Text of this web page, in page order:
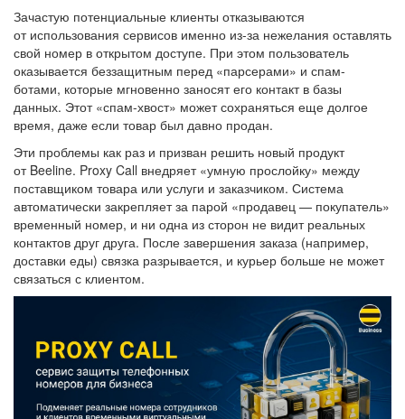
Зачастую потенциальные клиенты отказываются
от использования сервисов именно из-за нежелания оставлять
свой номер в открытом доступе. При этом пользователь
оказывается беззащитным перед «парсерами» и спам-
ботами, которые мгновенно заносят его контакт в базы
данных. Этот «спам-хвост» может сохраняться еще долгое
время, даже если товар был давно продан.
Эти проблемы как раз и призван решить новый продукт
от Beeline. Proxy Call внедряет «умную прослойку» между
поставщиком товара или услуги и заказчиком. Система
автоматически закрепляет за парой «продавец — покупатель»
временный номер, и ни одна из сторон не видит реальных
контактов друг друга. После завершения заказа (например,
доставки еды) связка разрывается, и курьер больше не может
связаться с клиентом.